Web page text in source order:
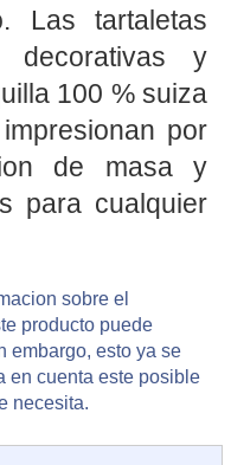
Las tartaletas
decorativas y
100 % suiza
por
de masa y
para cualquier
sobre el
producto puede
embargo, esto ya se
en cuenta este posible
necesita.